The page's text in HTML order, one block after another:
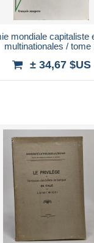
mondiale capitaliste
multinationales / tome
± 34,67 $US